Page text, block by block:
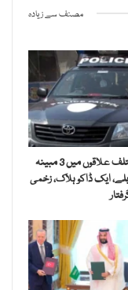
مصنف سے زیادہ
کراچی: مختلف علاقوں میں 3 مبینہ
ایک ڈاکو ہلاک، زخمی